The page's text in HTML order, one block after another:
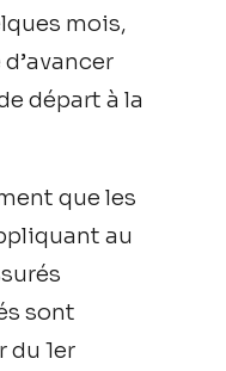
mois,
départ à la
que les
au
sont
du 1er